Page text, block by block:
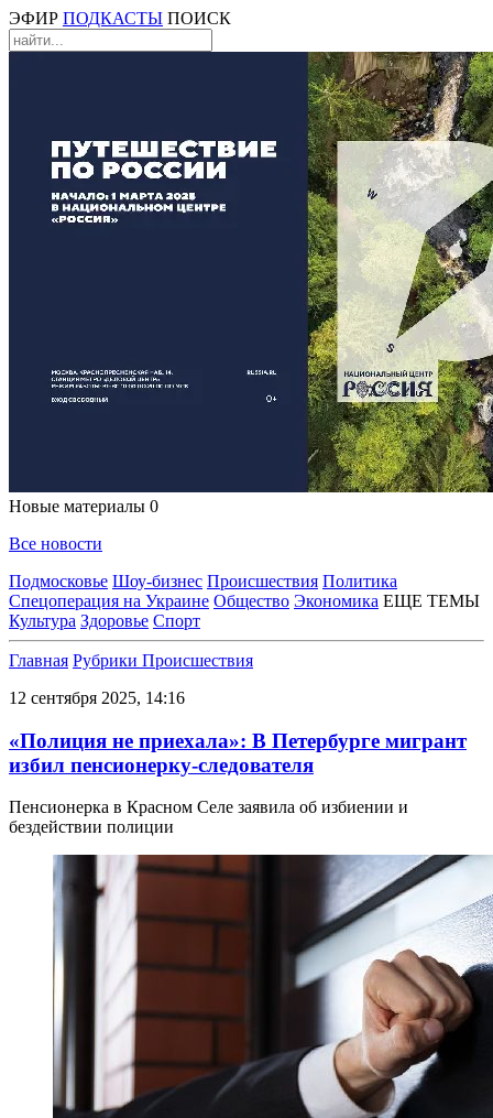
ЭФИР ПОДКАСТЫ ПОИСК
Новые материалы 0
Все новости
Подмосковье Шоу-бизнес Происшествия Политика
Спецоперация на Украине Общество Экономика ЕЩЕ ТЕМЫ
Культура Здоровье Спорт
Главная Рубрики Происшествия
12 сентября 2025, 14:16
«Полиция не приехала»: В Петербурге мигрант
избил пенсионерку-следователя
Пенсионерка в Красном Селе заявила об избиении и
бездействии полиции